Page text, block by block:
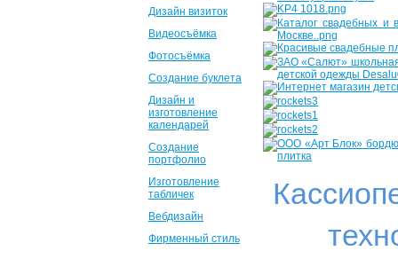
Дизайн визиток
Видеосъёмка
Фотосъёмка
Создание буклета
Дизайн и
изготовление
календарей
Создание
портфолио
Изготовление
табличек
Вебдизайн
Фирменный стиль